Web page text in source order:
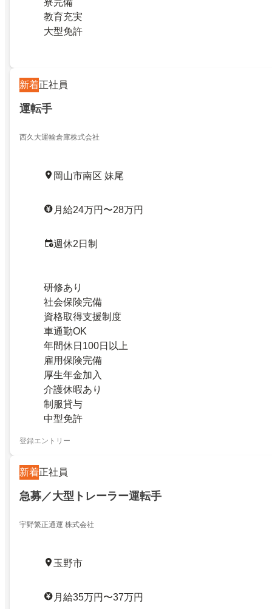
寮完備
教育充実
大型免許
新着正社員
運転手
西久大運輸倉庫株式会社
岡山市南区 妹尾
月給24万円〜28万円
週休2日制
研修あり
社会保険完備
資格取得支援制度
車通勤OK
年間休日100日以上
雇用保険完備
厚生年金加入
介護休暇あり
制服貸与
中型免許
登録エントリー
新着正社員
急募／大型トレーラー運転手
宇野繁正通運 株式会社
玉野市
月給35万円〜37万円